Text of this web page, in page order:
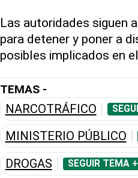
Las autoridades siguen
para detener y poner a
posibles implicados en
TEMAS -
NARCOTRÁFICO
MINISTERIO PÚBLICO
DROGAS SEGUIR TEMA +